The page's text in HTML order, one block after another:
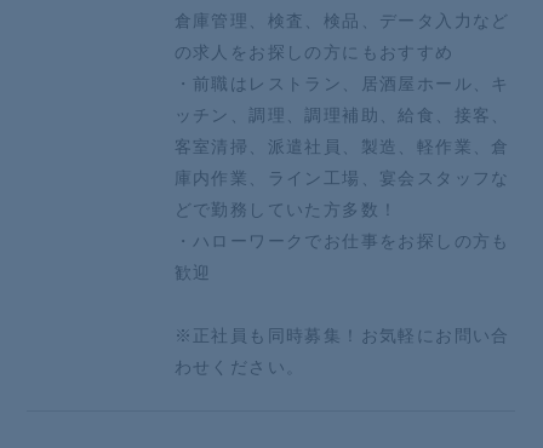
倉庫管理、検査、検品、データ入力など
の求人をお探しの方にもおすすめ
・前職はレストラン、居酒屋ホール、キ
ッチン、調理、調理補助、給食、接客、
客室清掃、派遣社員、製造、軽作業、倉
庫内作業、ライン工場、宴会スタッフな
どで勤務していた方多数！
・ハローワークでお仕事をお探しの方も
歓迎
※正社員も同時募集！お気軽にお問い合
わせください。